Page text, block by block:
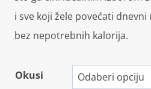
i sve koji žele povećati
bez nepotrebnih kalorija.
Okusi